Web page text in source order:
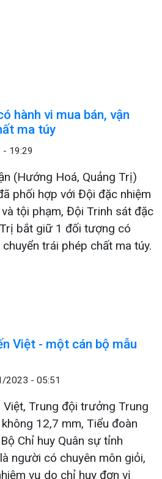
hành vi mua bán, vận
ma túy
19:29
(Hướng Hoá, Quảng Trị)
phối hợp với Đội đặc nhiệm
tội phạm, Đội Trinh sát đặc
bắt giữ 1 đối tượng có
trái phép chất ma túy.
Việt - một cán bộ mẫu
2023 - 05:51
Trung đội trưởng Trung
12,7 mm, Tiểu đoàn
Chỉ huy Quân sự tỉnh
người có chuyên môn giỏi,
vụ do chỉ huy đơn vị